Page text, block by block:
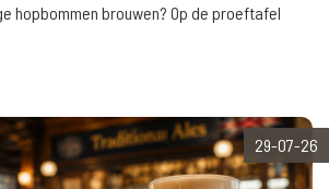
hopbommen brouwen? Op de proeftafel
29-07-26